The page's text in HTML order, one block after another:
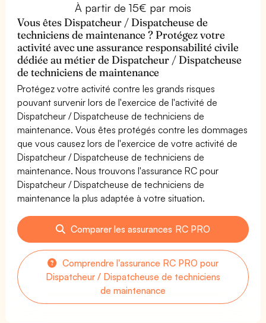
À partir de 15€ par mois
Vous êtes Dispatcheur / Dispatcheuse de
techniciens de maintenance ? Protégez votre
activité avec une assurance responsabilité civile
dédiée au métier de Dispatcheur / Dispatcheuse
de techniciens de maintenance
Protégez votre activité contre les grands risques
pouvant survenir lors de l'exercice de l'activité de
Dispatcheur / Dispatcheuse de techniciens de
maintenance. Vous êtes protégés contre les dommages
que vous causez lors de l'exercice de votre activité de
Dispatcheur / Dispatcheuse de techniciens de
maintenance. Nous trouvons l'assurance RC pour
Dispatcheur / Dispatcheuse de techniciens de
maintenance la plus adaptée à votre situation.
Comparer les assurances RC PRO
Comprendre l'assurance RC PRO pour
Dispatcheur / Dispatcheuse de techniciens
de maintenance